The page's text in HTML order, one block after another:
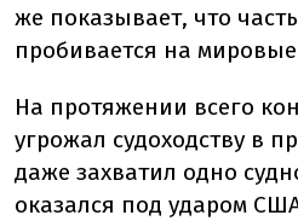
же показывает, что
пробивается на
На протяжении всего
угрожал судоходству в
даже захватил одно
оказался под ударом